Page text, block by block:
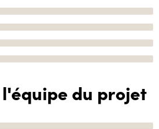
du projet